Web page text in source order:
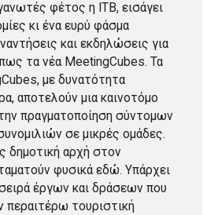
φέτος η ΙΤΒ, εισάγει
κι ένα ευρύ φάσμα
και εκδηλώσεις για
τα νέα MeetingCubes. Τα
με δυνατότητα
αποτελούν μια καινοτόμο
πραγματοποίηση σύντομων
σε μικρές ομάδες.
δημοτική αρχή στον
φυσικά εδώ. Υπάρχει
έργων και δράσεων που
περαιτέρω τουριστική